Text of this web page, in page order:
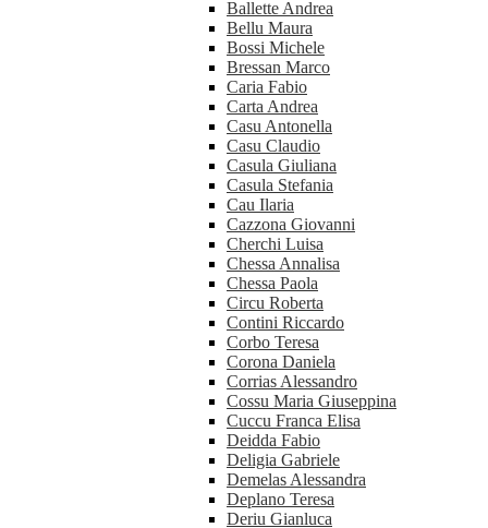
Ballette Andrea
Bellu Maura
Bossi Michele
Bressan Marco
Caria Fabio
Carta Andrea
Casu Antonella
Casu Claudio
Casula Giuliana
Casula Stefania
Cau Ilaria
Cazzona Giovanni
Cherchi Luisa
Chessa Annalisa
Chessa Paola
Circu Roberta
Contini Riccardo
Corbo Teresa
Corona Daniela
Corrias Alessandro
Cossu Maria Giuseppina
Cuccu Franca Elisa
Deidda Fabio
Deligia Gabriele
Demelas Alessandra
Deplano Teresa
Deriu Gianluca